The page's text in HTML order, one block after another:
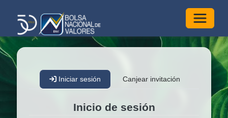
Iniciar sesión Canjear invitación
Inicio de sesión